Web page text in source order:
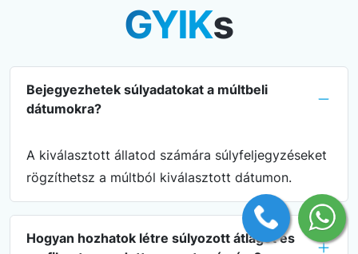
GYIKs
Bejegyezhetek súlyadatokat a múltbeli
dátumokra?
A kiválasztott állatod számára súlyfeljegyzéseket
rögzíthetsz a múltból kiválasztott dátumon.
Hogyan hozhatok létre súlyozott átlagot és